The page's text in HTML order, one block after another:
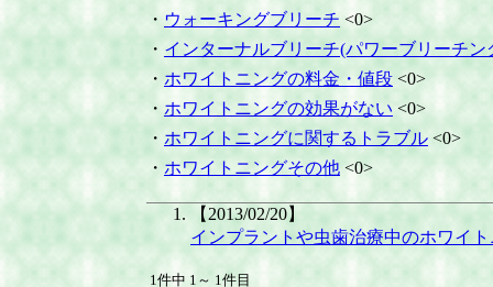
・ ウォーキングブリーチ <0>
・ インターナルブリーチ(パワーブリーチン
・ ホワイトニングの料金・値段 <0>
・ ホワイトニングの効果がない <0>
・ ホワイトニングに関するトラブル <0>
・ ホワイトニングその他 <0>
【2013/02/20】
インプラントや虫歯治療中のホワイ
1件中 1～ 1件目